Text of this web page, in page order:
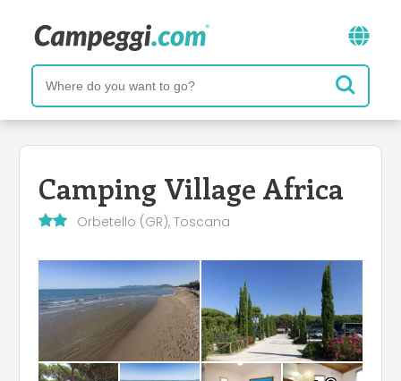
Camping Village Africa
Orbetello (GR), Toscana